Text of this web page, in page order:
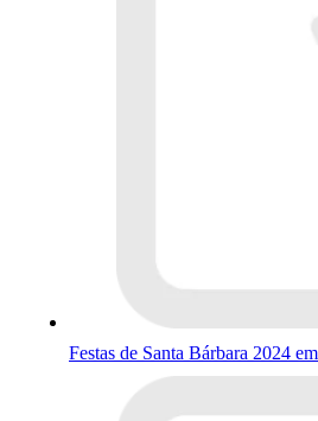
Festas de Santa Bárbara 2024